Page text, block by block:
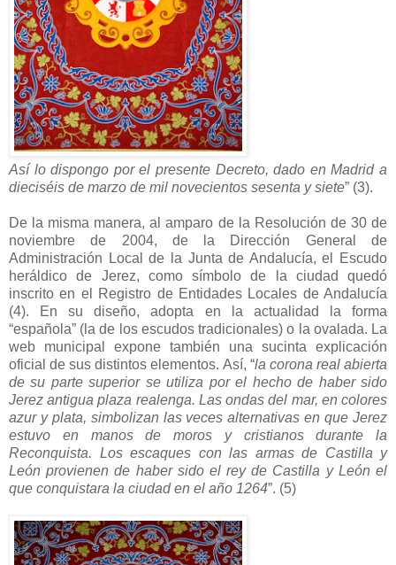
Así lo dispongo por el presente Decreto, dado en Madrid a
dieciséis de marzo de mil novecientos sesenta y siete” (3).
De la misma manera, al amparo de la Resolución de 30 de
noviembre de 2004, de la Dirección General de
Administración Local de la Junta de Andalucía, el Escudo
heráldico de Jerez, como símbolo de la ciudad quedó
inscrito en el Registro de Entidades Locales de Andalucía
(4). En su diseño, adopta en la actualidad la forma
“española” (la de los escudos tradicionales) o la ovalada. La
web municipal expone también una sucinta explicación
oficial de sus distintos elementos. Así, “la corona real abierta
de su parte superior se utiliza por el hecho de haber sido
Jerez antigua plaza realenga. Las ondas del mar, en colores
azur y plata, simbolizan las veces alternativas en que Jerez
estuvo en manos de moros y cristianos durante la
Reconquista. Los escaques con las armas de Castilla y
León provienen de haber sido el rey de Castilla y León el
que conquistara la ciudad en el año 1264”. (5)